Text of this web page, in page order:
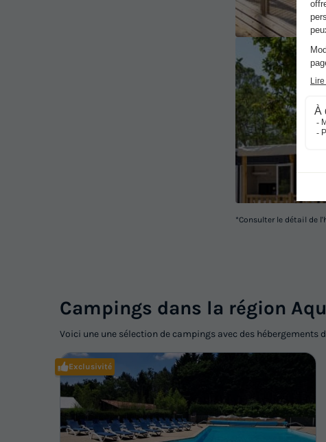
*Consulter le détail de
Campings dans la région
Voici une une sélection de campings avec des
Exclusivité